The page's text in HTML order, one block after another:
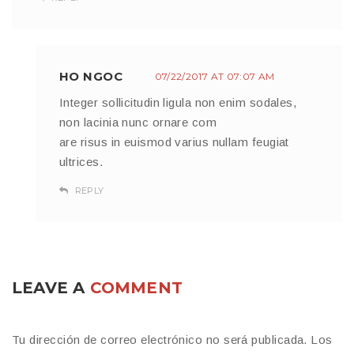
HO NGOC 07/22/2017 AT 07:07 AM
Integer sollicitudin ligula non enim sodales,
non lacinia nunc ornare com
are risus in euismod varius nullam feugiat
ultrices.
REPLY
LEAVE A COMMENT
Tu dirección de correo electrónico no será publicada. Los